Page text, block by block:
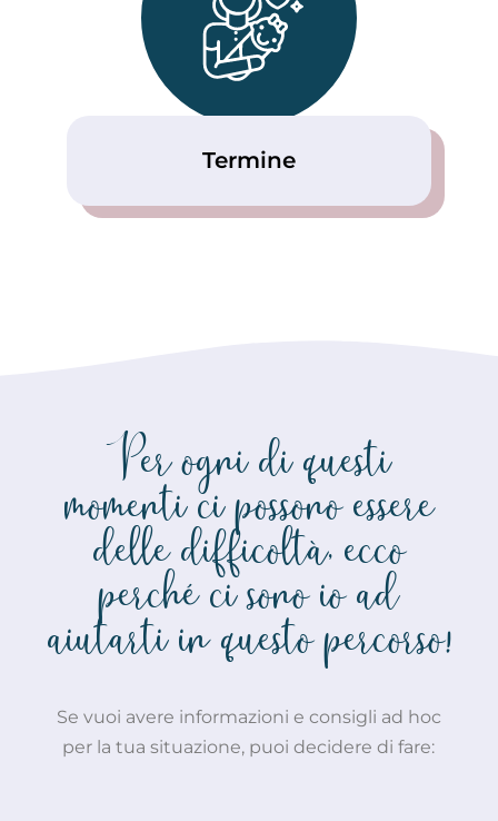
Termine
Per ogni di questi
momenti ci possono essere
delle difficoltà, ecco
perché ci sono io ad
aiutarti in questo percorso!
Se vuoi avere informazioni e consigli ad hoc
per la tua situazione, puoi decidere di fare: